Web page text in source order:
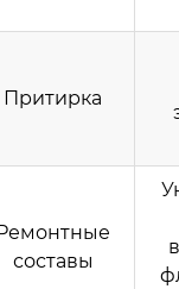
Притирка
Ремонтные
составы